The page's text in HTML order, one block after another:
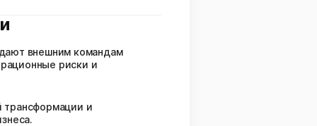
внешним командам
риски и
трансформации и